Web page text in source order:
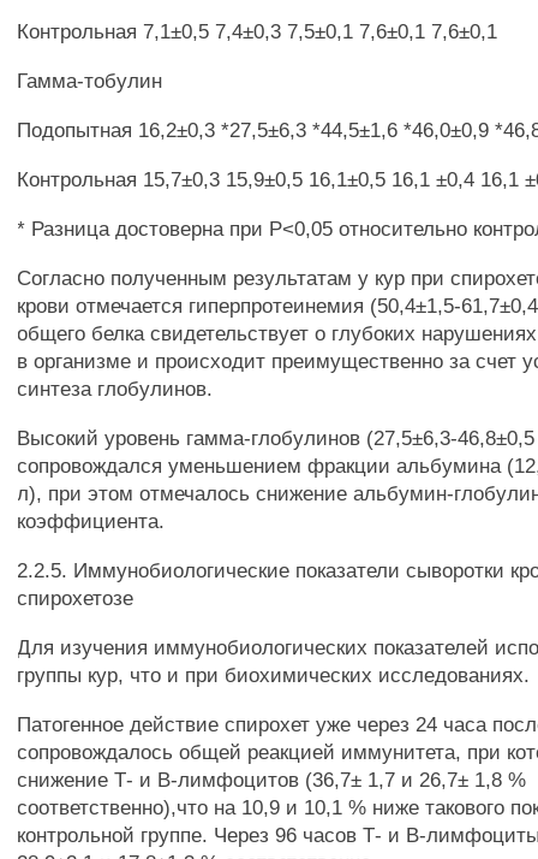
Контрольная 7,1±0,5 7,4±0,3 7,5±0,1 7,6±0,1 7,6±0,1
Гамма-тобулин
Подопытная 16,2±0,3 *27,5±6,3 *44,5±1,6 *46,0±0,9
Контрольная 15,7±0,3 15,9±0,5 16,1±0,5 16,1 ±0,4 16,1
* Разница достоверна при Р<0,05 относительно
Согласно полученным результатам у кур при
крови отмечается гиперпротеинемия (50,4±1,5-
общего белка свидетельствует о глубоких
в организме и происходит преимущественно за счет
синтеза глобулинов.
Высокий уровень гамма-глобулинов (27,5±6,3-46,8±0,5
сопровождался уменьшением фракции альбумина
л), при этом отмечалось снижение альбумин-
коэффициента.
2.2.5. Иммунобиологические показатели сыворотки
спирохетозе
Для изучения иммунобиологических показателей
группы кур, что и при биохимических исследованиях.
Патогенное действие спирохет уже через 24 часа
сопровождалось общей реакцией иммунитета, при
снижение Т- и В-лимфоцитов (36,7± 1,7 и 26,7± 1,8 %
соответственно),что на 10,9 и 10,1 % ниже такового
контрольной группе. Через 96 часов Т- и В-